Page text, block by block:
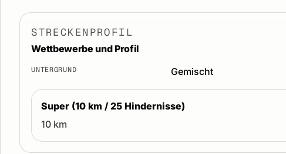
STRECKENPROFIL
Wettbewerbe und Profil
UNTERGRUND Gemischt
Super (10 km / 25 Hindernisse)
10 km